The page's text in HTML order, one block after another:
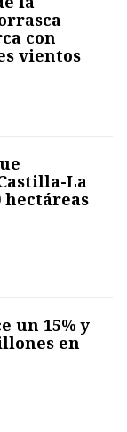
con
vientos
La
hectáreas
un 15% y
en